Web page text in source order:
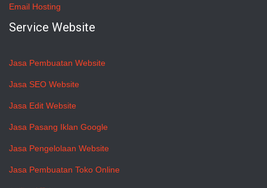
Email Hosting
Service Website
Jasa Pembuatan Website
Jasa SEO Website
Jasa Edit Website
Jasa Pasang Iklan Google
Jasa Pengelolaan Website
Jasa Pembuatan Toko Online